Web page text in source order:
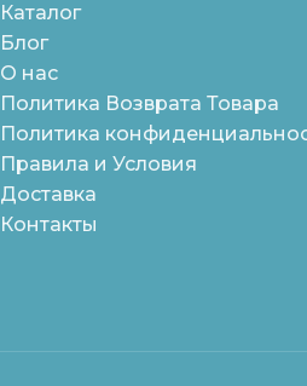
Каталог
Блог
О нас
Политика Возврата Товара
Политика
Правила и Условия
Доставка
Контакты